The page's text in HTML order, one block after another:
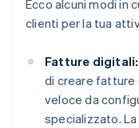
Ecco alcuni modi in
clienti per la tua
Fatture digitali:
di creare fatture
veloce da
specializzato.